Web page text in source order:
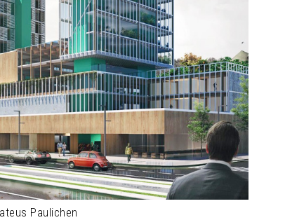
Paulichen